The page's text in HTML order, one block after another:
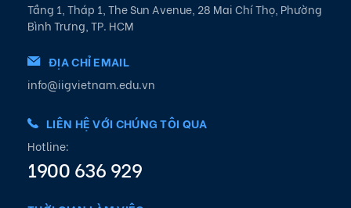
Tầng 1, Tháp 1, The Sun Avenue, 28 Mai Chí Thọ, Phường
Bình Trưng, TP. HCM
ĐỊA CHỈ EMAIL
info@iigvietnam.edu.vn
LIÊN HỆ VỚI CHÚNG TÔI QUA
Hotline:
1900 636 929